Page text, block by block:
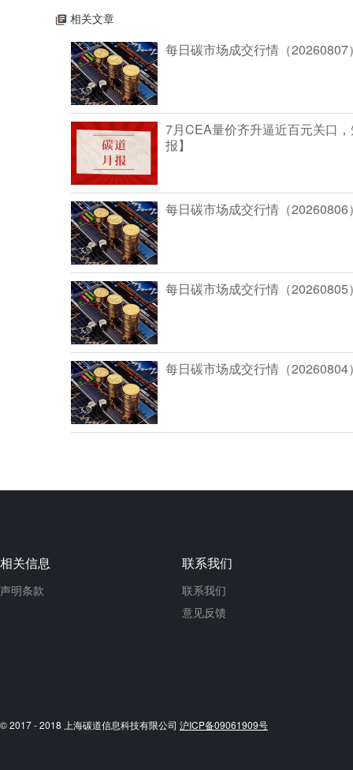
相关文章
每日碳市场成交行情（20260807
7月CEA量价齐升逼近百元关口
报】
每日碳市场成交行情（20260806
每日碳市场成交行情（20260805
每日碳市场成交行情（20260804
相关信息
声明条款
联系我们
联系我们
意见反馈
© 2017 - 2018 上海碳道信息科技有限公司 沪ICP备09061909号